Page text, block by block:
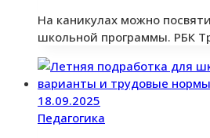
На каникулах можно
школьной программы. РБК
18.09.2025
Педагогика